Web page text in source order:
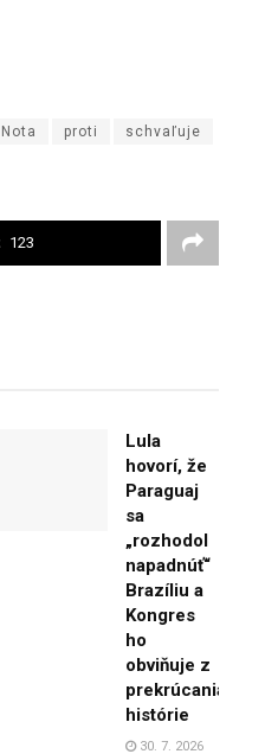
Nota proti schvaľuje
123
Lula
hovorí, že
Paraguaj
sa
„rozhodol
napadnúť“
Brazíliu a
Kongres
ho
obviňuje z
prekrúcania
histórie
30. 7. 2026